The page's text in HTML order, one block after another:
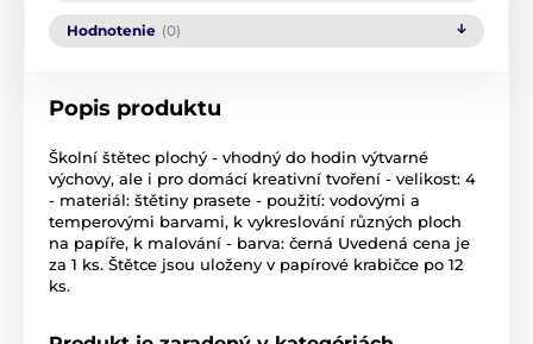
Hodnotenie (0)
Popis produktu
Školní štětec plochý - vhodný do hodin výtvarné
výchovy, ale i pro domácí kreativní tvoření - velikost: 4
- materiál: štětiny prasete - použití: vodovými a
temperovými barvami, k vykreslování různých ploch
na papíře, k malování - barva: černá Uvedená cena je
za 1 ks. Štětce jsou uloženy v papírové krabičce po 12
ks.